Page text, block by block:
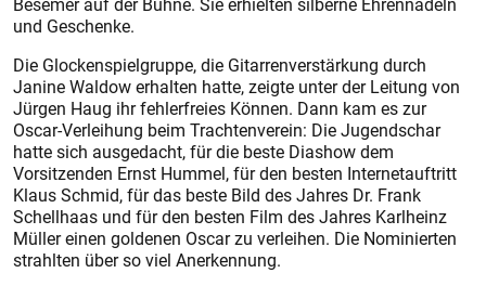
und Geschenke.
Die Glockenspielgruppe, die Gitarrenverstärkung durch
Janine Waldow erhalten hatte, zeigte unter der Leitung von
Jürgen Haug ihr fehlerfreies Können. Dann kam es zur
Oscar-Verleihung beim Trachtenverein: Die Jugendschar
hatte sich ausgedacht, für die beste Diashow dem
Vorsitzenden Ernst Hummel, für den besten Internetauftritt
Klaus Schmid, für das beste Bild des Jahres Dr. Frank
Schellhaas und für den besten Film des Jahres Karlheinz
Müller einen goldenen Oscar zu verleihen. Die Nominierten
strahlten über so viel Anerkennung.